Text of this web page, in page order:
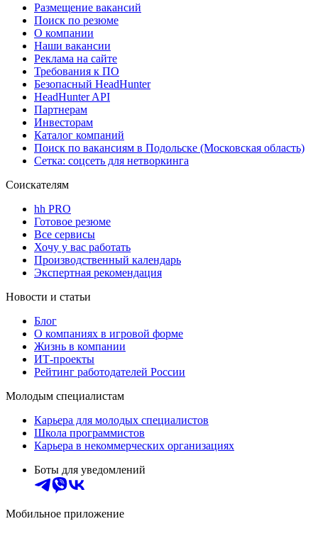
Размещение вакансий
Поиск по резюме
О компании
Наши вакансии
Реклама на сайте
Требования к ПО
Безопасный HeadHunter
HeadHunter API
Партнерам
Инвесторам
Каталог компаний
Поиск по вакансиям в Подольске (Московская область)
Сетка: соцсеть для нетворкинга
Соискателям
hh PRO
Готовое резюме
Все сервисы
Хочу у вас работать
Производственный календарь
Экспертная рекомендация
Новости и статьи
Блог
О компаниях в игровой форме
Жизнь в компании
ИТ-проекты
Рейтинг работодателей России
Молодым специалистам
Карьера для молодых специалистов
Школа программистов
Карьера в некоммерческих организациях
Боты для уведомлений
Мобильное приложение